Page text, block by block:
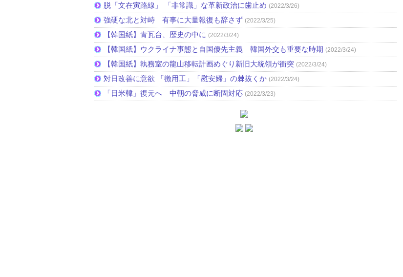
脱「文在寅路線」 「非常識」な革新政治に歯止め (2022/3/26)
強硬な北と対峙 有事に大量報復も辞さず (2022/3/25)
【韓国紙】青瓦台、歴史の中に (2022/3/24)
【韓国紙】ウクライナ事態と自国優先主義 韓国外交も重要な時期 (2022/3/24)
【韓国紙】執務室の龍山移転計画めぐり新旧大統領が衝突 (2022/3/24)
対日改善に意欲 「徴用工」「慰安婦」の棘抜くか (2022/3/24)
「日米韓」復元へ 中朝の脅威に断固対応 (2022/3/23)